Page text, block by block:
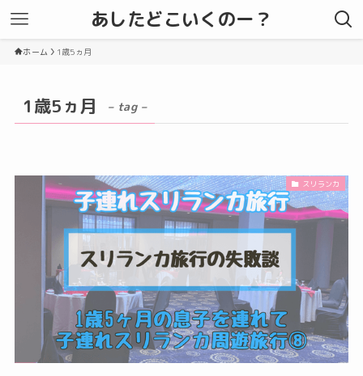
あしたどこいくのー？
ホーム 1歳5ヵ月
1歳5ヵ月 – tag –
スリランカ